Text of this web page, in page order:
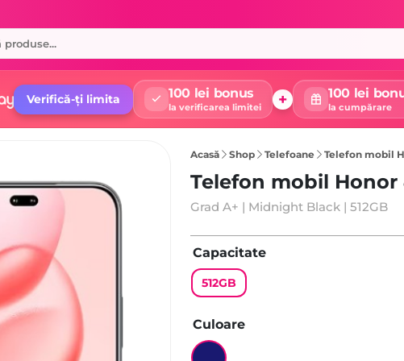
Verifică-ți limita 100 lei bonus
la verificarea limitei + 100 lei
la cumpărare
Acasă Shop Telefoane Telefon mobil
Telefon mobil Honor
Grad A+ | Midnight Black | 512GB
Capacitate
512GB
Culoare